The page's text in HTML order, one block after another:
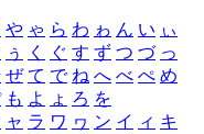
や ゃ ら わ ゎ ん い ぃ
ぅ く ぐ す ず つ づ っ
ぜ て で ね へ べ ぺ め
も よ ょ ろ を
ャ ラ ワ ヮ ン イ ィ キ